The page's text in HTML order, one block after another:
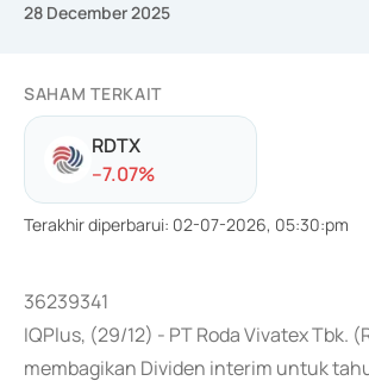
28 December 2025
SAHAM TERKAIT
RDTX
--7.07%
Terakhir diperbarui: 02-07-2026, 05:30:pm
36239341
IQPlus, (29/12) - PT Roda Vivatex Tbk.
membagikan Dividen interim untuk